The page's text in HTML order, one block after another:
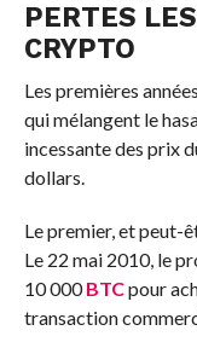
PERTES
CRYPTO
Les premières
qui mélangent le
incessante des prix
dollars.
Le premier, et peut-
Le 22 mai 2010, le
10 000BTCpour
transaction